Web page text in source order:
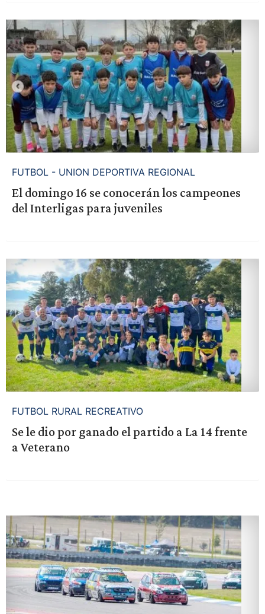
FUTBOL - UNION DEPORTIVA REGIONAL
El domingo 16 se conocerán los campeones
del Interligas para juveniles
FUTBOL RURAL RECREATIVO
Se le dio por ganado el partido a La 14 frente
a Veterano